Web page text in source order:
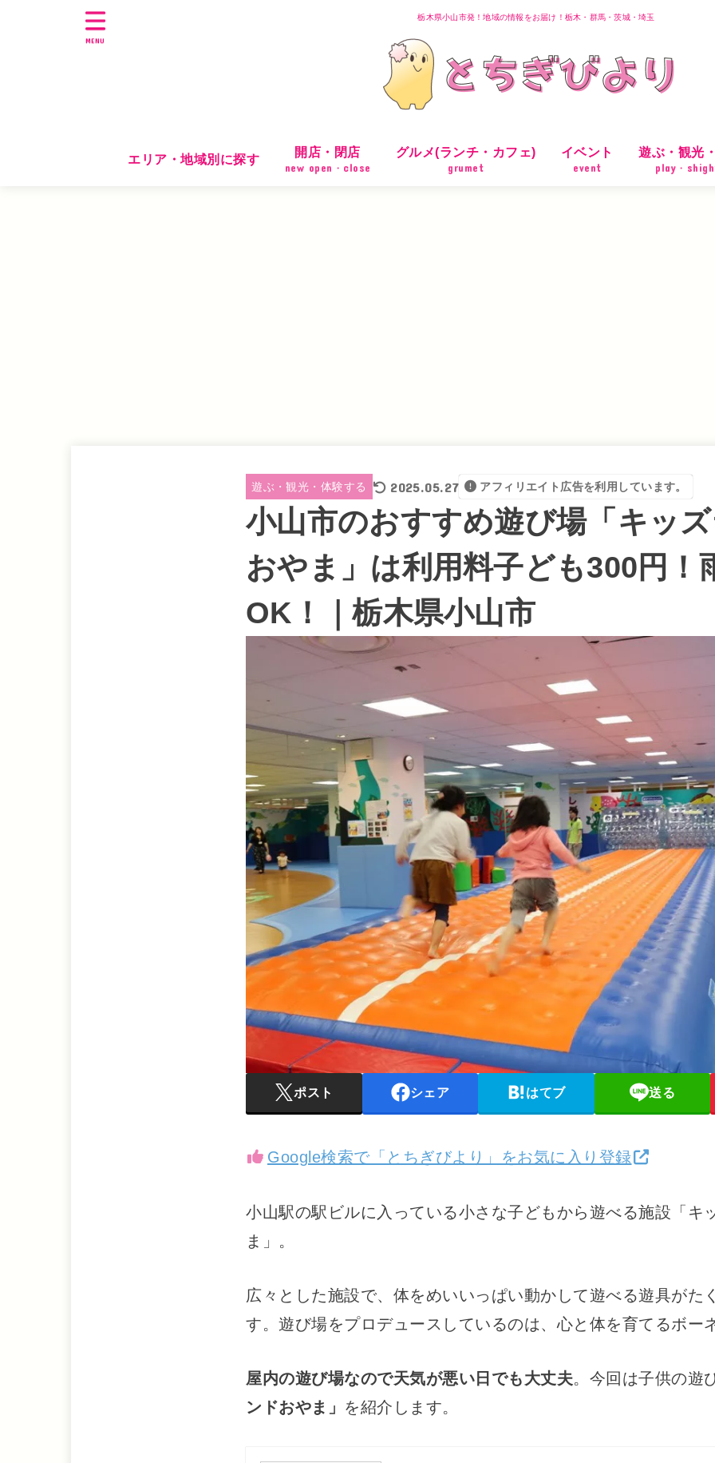
栃木県小山市発！地域の情報をお届け！栃木・群馬・茨城・埼玉
エリア・地域別に探す
開店・閉店
new open・close
グルメ(ランチ・カフェ)
grumet
イベント
event
遊ぶ・観光
play・
MENU
遊ぶ・観光・体験する 2025.05.27 アフィリエイト広告を利用しています。
小山市のおすすめ遊び場「キッ
おやま」は利用料子ども300円！
OK！｜栃木県小山市
ポスト シェア はてブ 送る
Google検索で「とちぎびより」をお気に入り登録
小山駅の駅ビルに入っている小さな子どもから遊べる施設「キ
ま」。
広々とした施設で、体をめいいっぱい動かして遊べる遊具がた
す。遊び場をプロデュースしているのは、心と体を育てるボー
屋内の遊び場なので天気が悪い日でも大丈夫。今回は子供の遊
ンドおやま」 を紹介します。